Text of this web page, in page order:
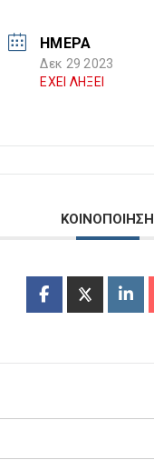
ΗΜΕΡΑ
Δεκ 29 2023
ΕΧΕΙ ΛΗΞΕΙ
ΚΟΙΝΟΠΟΙΗΣΗ